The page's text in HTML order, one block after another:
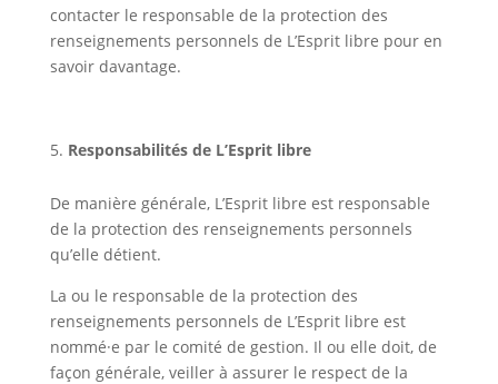
contacter le responsable de la protection des
renseignements personnels de L’Esprit libre pour en
savoir davantage.
Responsabilités de L’Esprit libre
De manière générale, L’Esprit libre est responsable
de la protection des renseignements personnels
qu’elle détient.
La ou le responsable de la protection des
renseignements personnels de L’Esprit libre est
nommé·e par le comité de gestion. Il ou elle doit, de
façon générale, veiller à assurer le respect de la